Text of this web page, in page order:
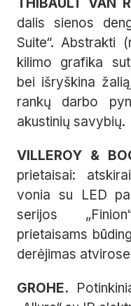
THIBAULT VAN
dalis sienos
Suite“. Abstrakti
kilimo grafika
bei išryškina
rankų darbo
akustinių savybių.
VILLEROY &
prietaisai:
vonia su LED
serijos
prietaisams
derėjimas
GROHE.